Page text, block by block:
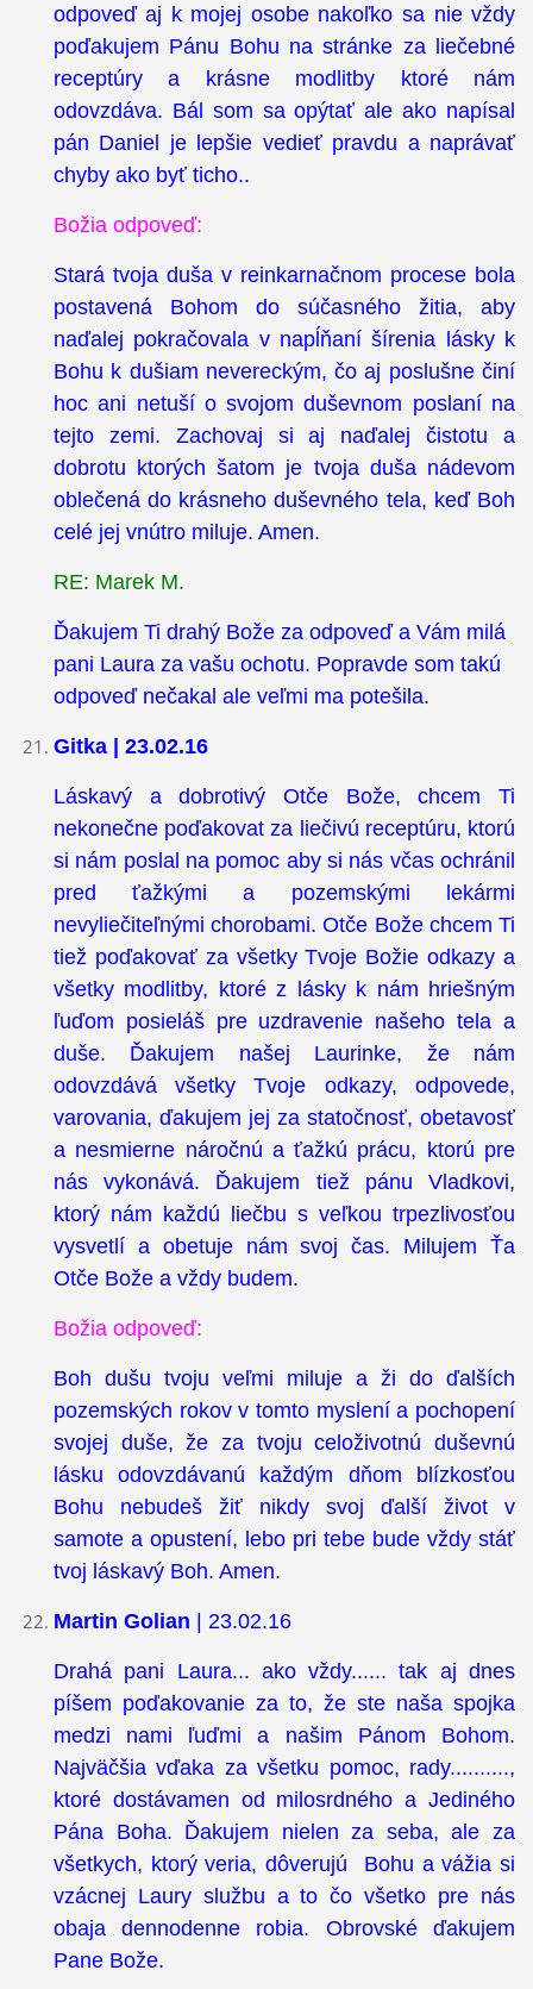
odpoveď aj k mojej osobe nakoľko sa nie vždy
poďakujem Pánu Bohu na stránke za liečebné
receptúry a krásne modlitby ktoré nám
odovzdáva. Bál som sa opýtať ale ako napísal
pán Daniel je lepšie vedieť pravdu a naprávať
chyby ako byť ticho..
Božia odpoveď:
Stará tvoja duša v reinkarnačnom procese bola
postavená Bohom do súčasného žitia, aby
naďalej pokračovala v napĺňaní šírenia lásky k
Bohu k dušiam nevereckým, čo aj poslušne činí
hoc ani netuší o svojom duševnom poslaní na
tejto zemi. Zachovaj si aj naďalej čistotu a
dobrotu ktorých šatom je tvoja duša nádevom
oblečená do krásneho duševného tela, keď Boh
celé jej vnútro miluje. Amen.
RE: Marek M.
Ďakujem Ti drahý Bože za odpoveď a Vám milá
pani Laura za vašu ochotu. Popravde som takú
odpoveď nečakal ale veľmi ma potešila.
Gitka | 23.02.16
Láskavý a dobrotivý Otče Bože, chcem Ti
nekonečne poďakovat za liečivú receptúru, ktorú
si nám poslal na pomoc aby si nás včas ochránil
pred ťažkými a pozemskými lekármi
nevyliečiteľnými chorobami. Otče Bože chcem Ti
tiež poďakovať za všetky Tvoje Božie odkazy a
všetky modlitby, ktoré z lásky k nám hriešným
ľuďom posieláš pre uzdravenie našeho tela a
duše. Ďakujem našej Laurinke, že nám
odovzdává všetky Tvoje odkazy, odpovede,
varovania, ďakujem jej za statočnosť, obetavosť
a nesmierne náročnú a ťažkú prácu, ktorú pre
nás vykonává. Ďakujem tiež pánu Vladkovi,
ktorý nám každú liečbu s veľkou trpezlivosťou
vysvetlí a obetuje nám svoj čas. Milujem Ťa
Otče Bože a vždy budem.
Božia odpoveď:
Boh dušu tvoju veľmi miluje a ži do ďalších
pozemských rokov v tomto myslení a pochopení
svojej duše, že za tvoju celoživotnú duševnú
lásku odovzdávanú každým dňom blízkosťou
Bohu nebudeš žiť nikdy svoj ďalší život v
samote a opustení, lebo pri tebe bude vždy stáť
tvoj láskavý Boh. Amen.
Martin Golian | 23.02.16
Drahá pani Laura... ako vždy...... tak aj dnes
píšem poďakovanie za to, že ste naša spojka
medzi nami ľuďmi a našim Pánom Bohom.
Najväčšia vďaka za všetku pomoc, rady..........,
ktoré dostávamen od milosrdného a Jediného
Pána Boha. Ďakujem nielen za seba, ale za
všetkych, ktorý veria, dôverujú Bohu a vážia si
vzácnej Laury službu a to čo všetko pre nás
obaja dennodenne robia. Obrovské ďakujem
Pane Bože.